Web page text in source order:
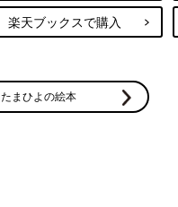
楽天ブックスで購入
たまひよの絵本